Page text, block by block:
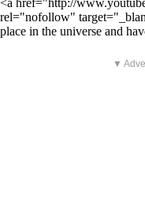
<a href="http://
rel="nofollow"
place in the universe and
▼